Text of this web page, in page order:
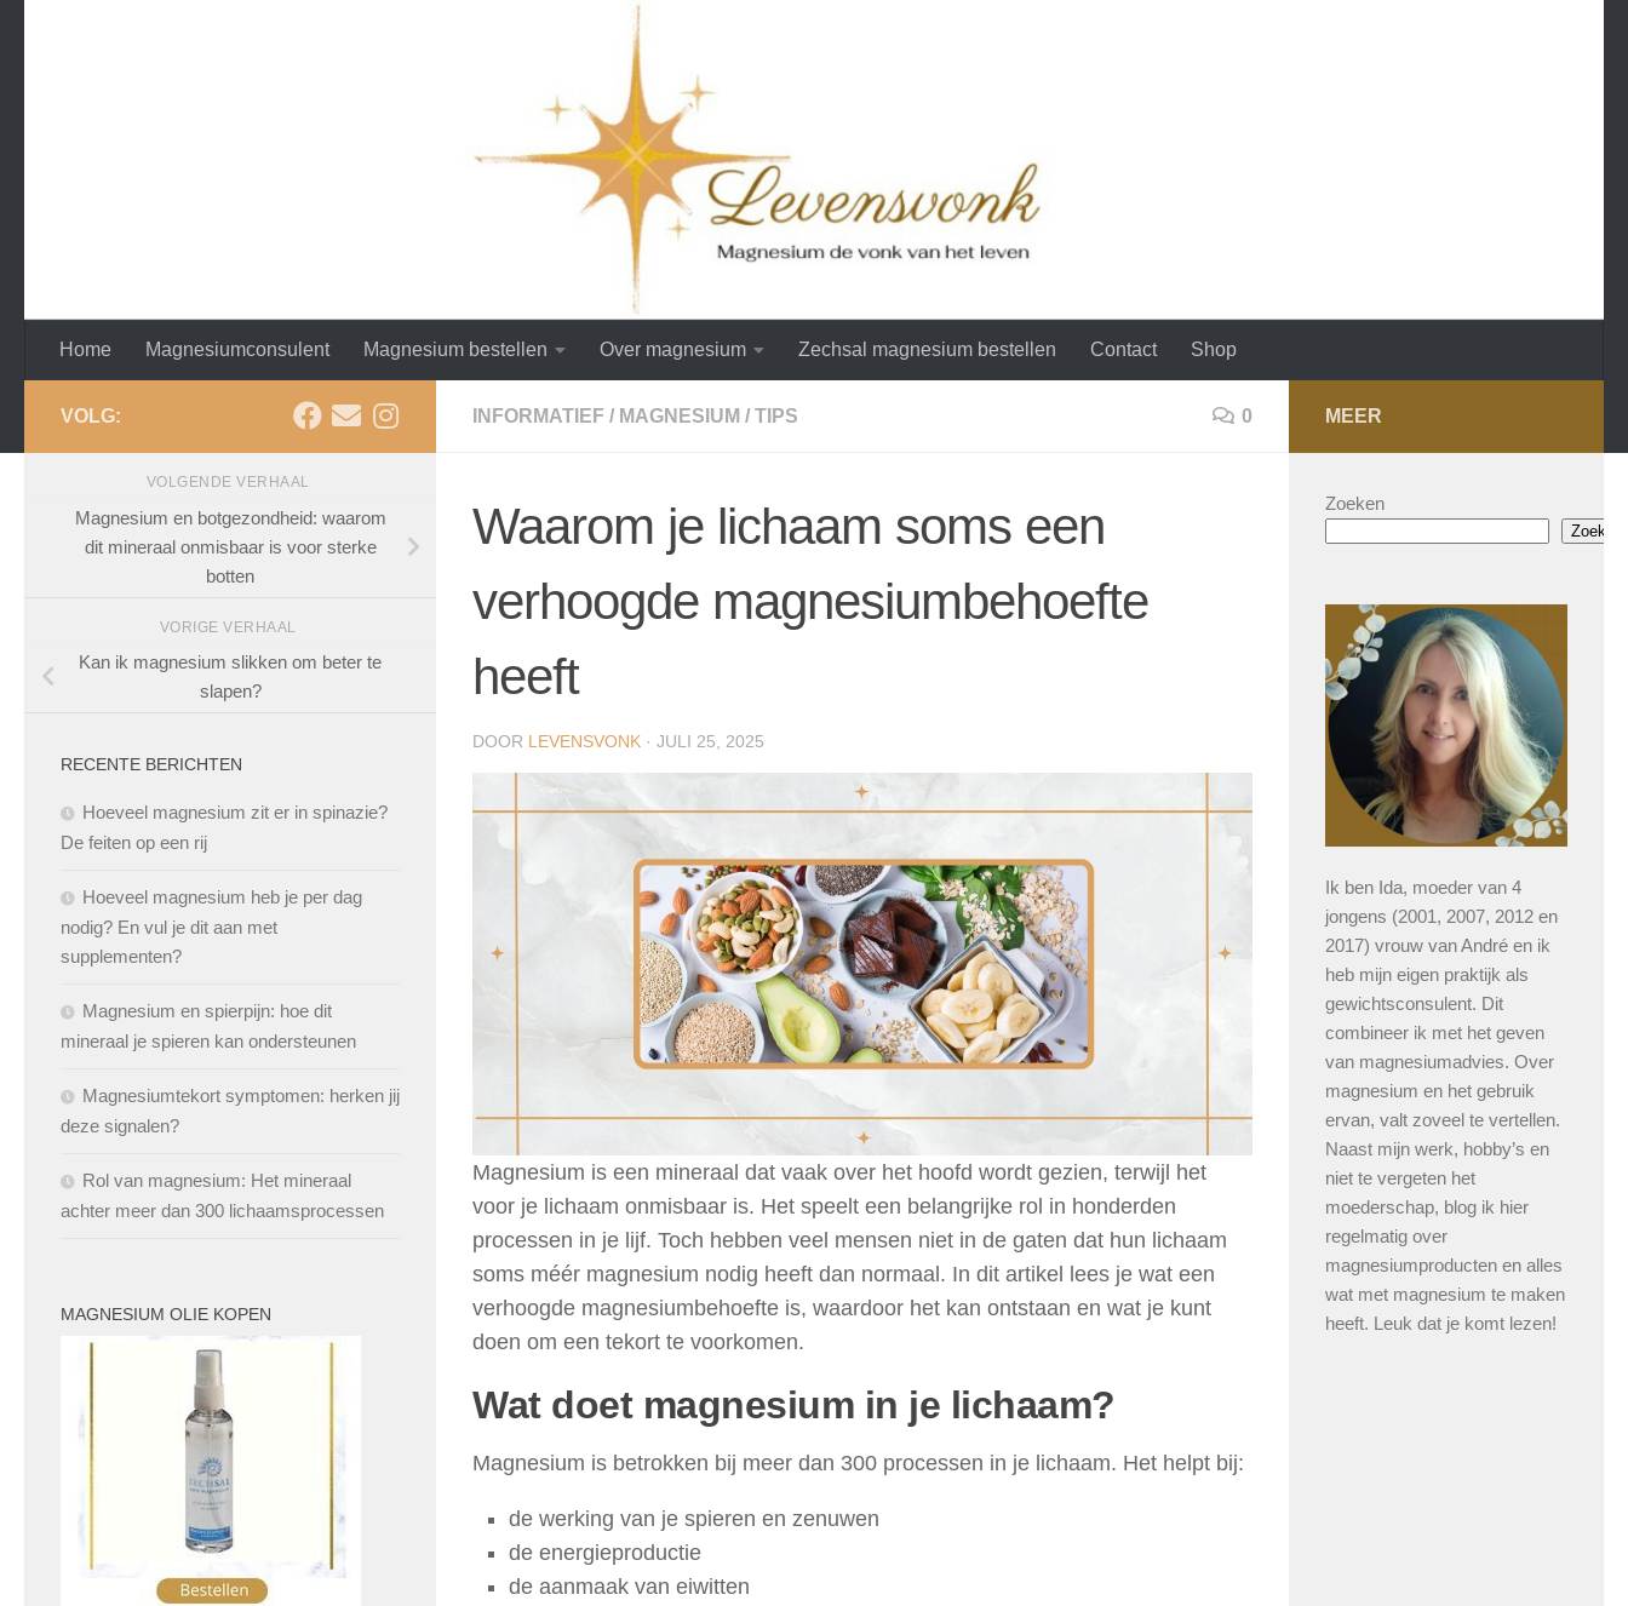
Home Magnesiumconsulent Magnesium bestellen Over magnesium Zechsal magnesium bestellen Contact Shop
INFORMATIEF / MAGNESIUM / TIPS 0
Waarom je lichaam soms een
verhoogde magnesiumbehoefte
heeft
DOOR LEVENSVONK · JULI 25, 2025
Magnesium is een mineraal dat vaak over het hoofd wordt gezien, terwijl het
voor je lichaam onmisbaar is. Het speelt een belangrijke rol in honderden
processen in je lijf. Toch hebben veel mensen niet in de gaten dat hun lichaam
soms méér magnesium nodig heeft dan normaal. In dit artikel lees je wat een
verhoogde magnesiumbehoefte is, waardoor het kan ontstaan en wat je kunt
doen om een tekort te voorkomen.
Wat doet magnesium in je lichaam?
Magnesium is betrokken bij meer dan 300 processen in je lichaam. Het helpt bij:
de werking van je spieren en zenuwen
de energieproductie
de aanmaak van eiwitten
VOLG:
VOLGENDE VERHAAL
Magnesium en botgezondheid: waarom
dit mineraal onmisbaar is voor sterke
botten
VORIGE VERHAAL
Kan ik magnesium slikken om beter te
slapen?
RECENTE BERICHTEN
Hoeveel magnesium zit er in spinazie?
De feiten op een rij
Hoeveel magnesium heb je per dag
nodig? En vul je dit aan met
supplementen?
Magnesium en spierpijn: hoe dit
mineraal je spieren kan ondersteunen
Magnesiumtekort symptomen: herken jij
deze signalen?
Rol van magnesium: Het mineraal
achter meer dan 300 lichaamsprocessen
MAGNESIUM OLIE KOPEN
MEER
Zoeken
Zoeken
Ik ben Ida, moeder van 4
jongens (2001, 2007, 2012 en
2017) vrouw van André en ik
heb mijn eigen praktijk als
gewichtsconsulent. Dit
combineer ik met het geven
van magnesiumadvies. Over
magnesium en het gebruik
ervan, valt zoveel te vertellen.
Naast mijn werk, hobby’s en
niet te vergeten het
moederschap, blog ik hier
regelmatig over
magnesiumproducten en alles
wat met magnesium te maken
heeft. Leuk dat je komt lezen!